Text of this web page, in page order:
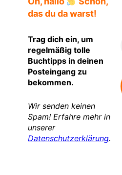
das du da warst!
Trag dich ein, um
regelmäßig tolle
Buchtipps in deinen
Posteingang zu
bekommen.
Wir senden keinen
Spam! Erfahre mehr in
unserer
Datenschutzerklärung.